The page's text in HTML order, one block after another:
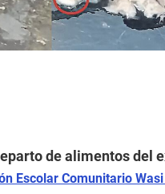
de alimentos del
Escolar Comunitario